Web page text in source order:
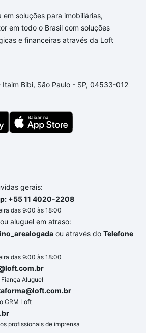
SP que custam a partir de R$ 0 e
de financiamento imobiliário as
adequar ao seu orçamento. Se
dúvida dos custos envolvidos no
o imóvel dos seus sonhos com
Loft, com você até as
soluções para imobiliárias,
em todo o Brasil com soluções
e financeiras através da Loft
Itaim Bibi, São Paulo - SP, 04533-012
gerais:
+55 11 4020-2208
das 9:00 às 18:00
aluguel em atraso:
ou através do Telefone
das 9:00 às 18:00
Aluguel
CRM Loft
profissionais de imprensa